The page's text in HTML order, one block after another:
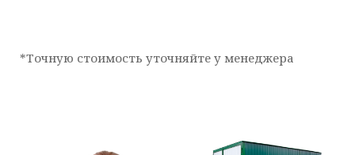
*Точную стоимость уточняйте у менеджера